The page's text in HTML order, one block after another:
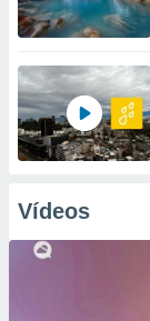
Vídeos